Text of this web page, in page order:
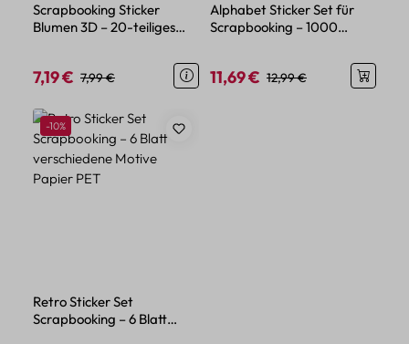
Scrapbooking Sticker
Blumen 3D – 20-teiliges
Verkaufspreis:
7,19 € Regulärer Preis:
7,99 €
Alphabet Sticker Set für
Scrapbooking – 1000
Verkaufspreis:
11,69 € Regulärer Preis:
12,99 €
Rabatt
-10%
Retro Sticker Set
Scrapbooking – 6 Blatt